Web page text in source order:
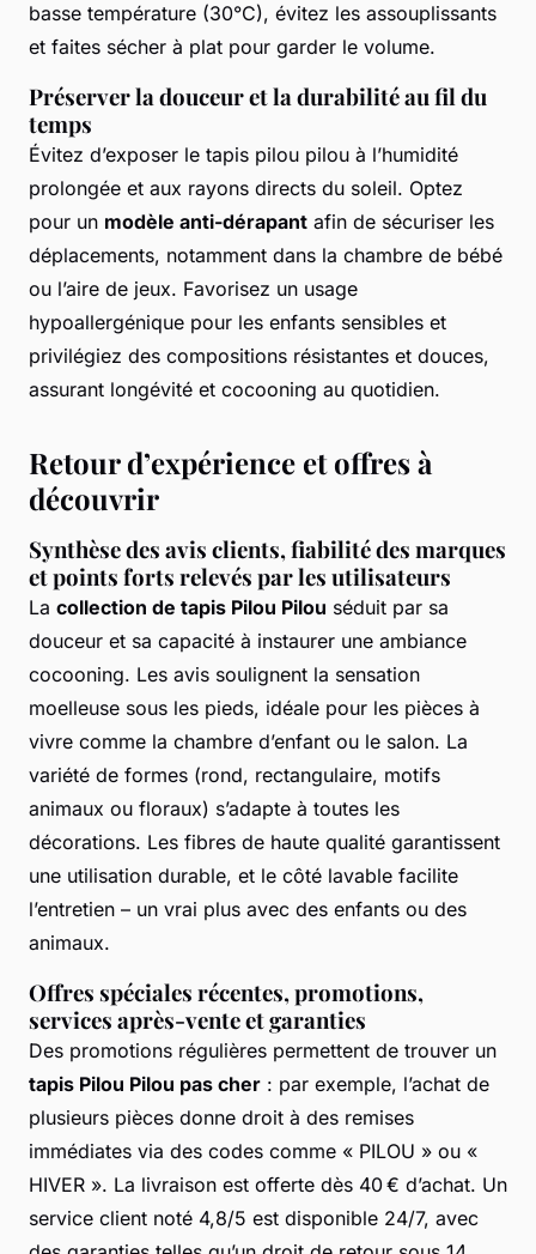
basse température (30°C), évitez les assouplissants
et faites sécher à plat pour garder le volume.
Préserver la douceur et la durabilité au fil du
temps
Évitez d’exposer le tapis pilou pilou à l’humidité
prolongée et aux rayons directs du soleil. Optez
pour un modèle anti-dérapant afin de sécuriser les
déplacements, notamment dans la chambre de bébé
ou l’aire de jeux. Favorisez un usage
hypoallergénique pour les enfants sensibles et
privilégiez des compositions résistantes et douces,
assurant longévité et cocooning au quotidien.
Retour d’expérience et offres à
découvrir
Synthèse des avis clients, fiabilité des marques
et points forts relevés par les utilisateurs
La collection de tapis Pilou Pilou séduit par sa
douceur et sa capacité à instaurer une ambiance
cocooning. Les avis soulignent la sensation
moelleuse sous les pieds, idéale pour les pièces à
vivre comme la chambre d’enfant ou le salon. La
variété de formes (rond, rectangulaire, motifs
animaux ou floraux) s’adapte à toutes les
décorations. Les fibres de haute qualité garantissent
une utilisation durable, et le côté lavable facilite
l’entretien – un vrai plus avec des enfants ou des
animaux.
Offres spéciales récentes, promotions,
services après-vente et garanties
Des promotions régulières permettent de trouver un
tapis Pilou Pilou pas cher : par exemple, l’achat de
plusieurs pièces donne droit à des remises
immédiates via des codes comme « PILOU » ou «
HIVER ». La livraison est offerte dès 40 € d’achat. Un
service client noté 4,8/5 est disponible 24/7, avec